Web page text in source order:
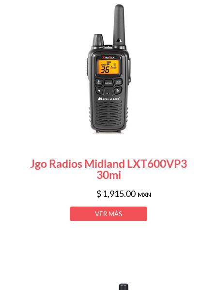
Jgo Radios Midland LXT600VP3
30mi
$ 1,915.00 MXN
VER MÁS